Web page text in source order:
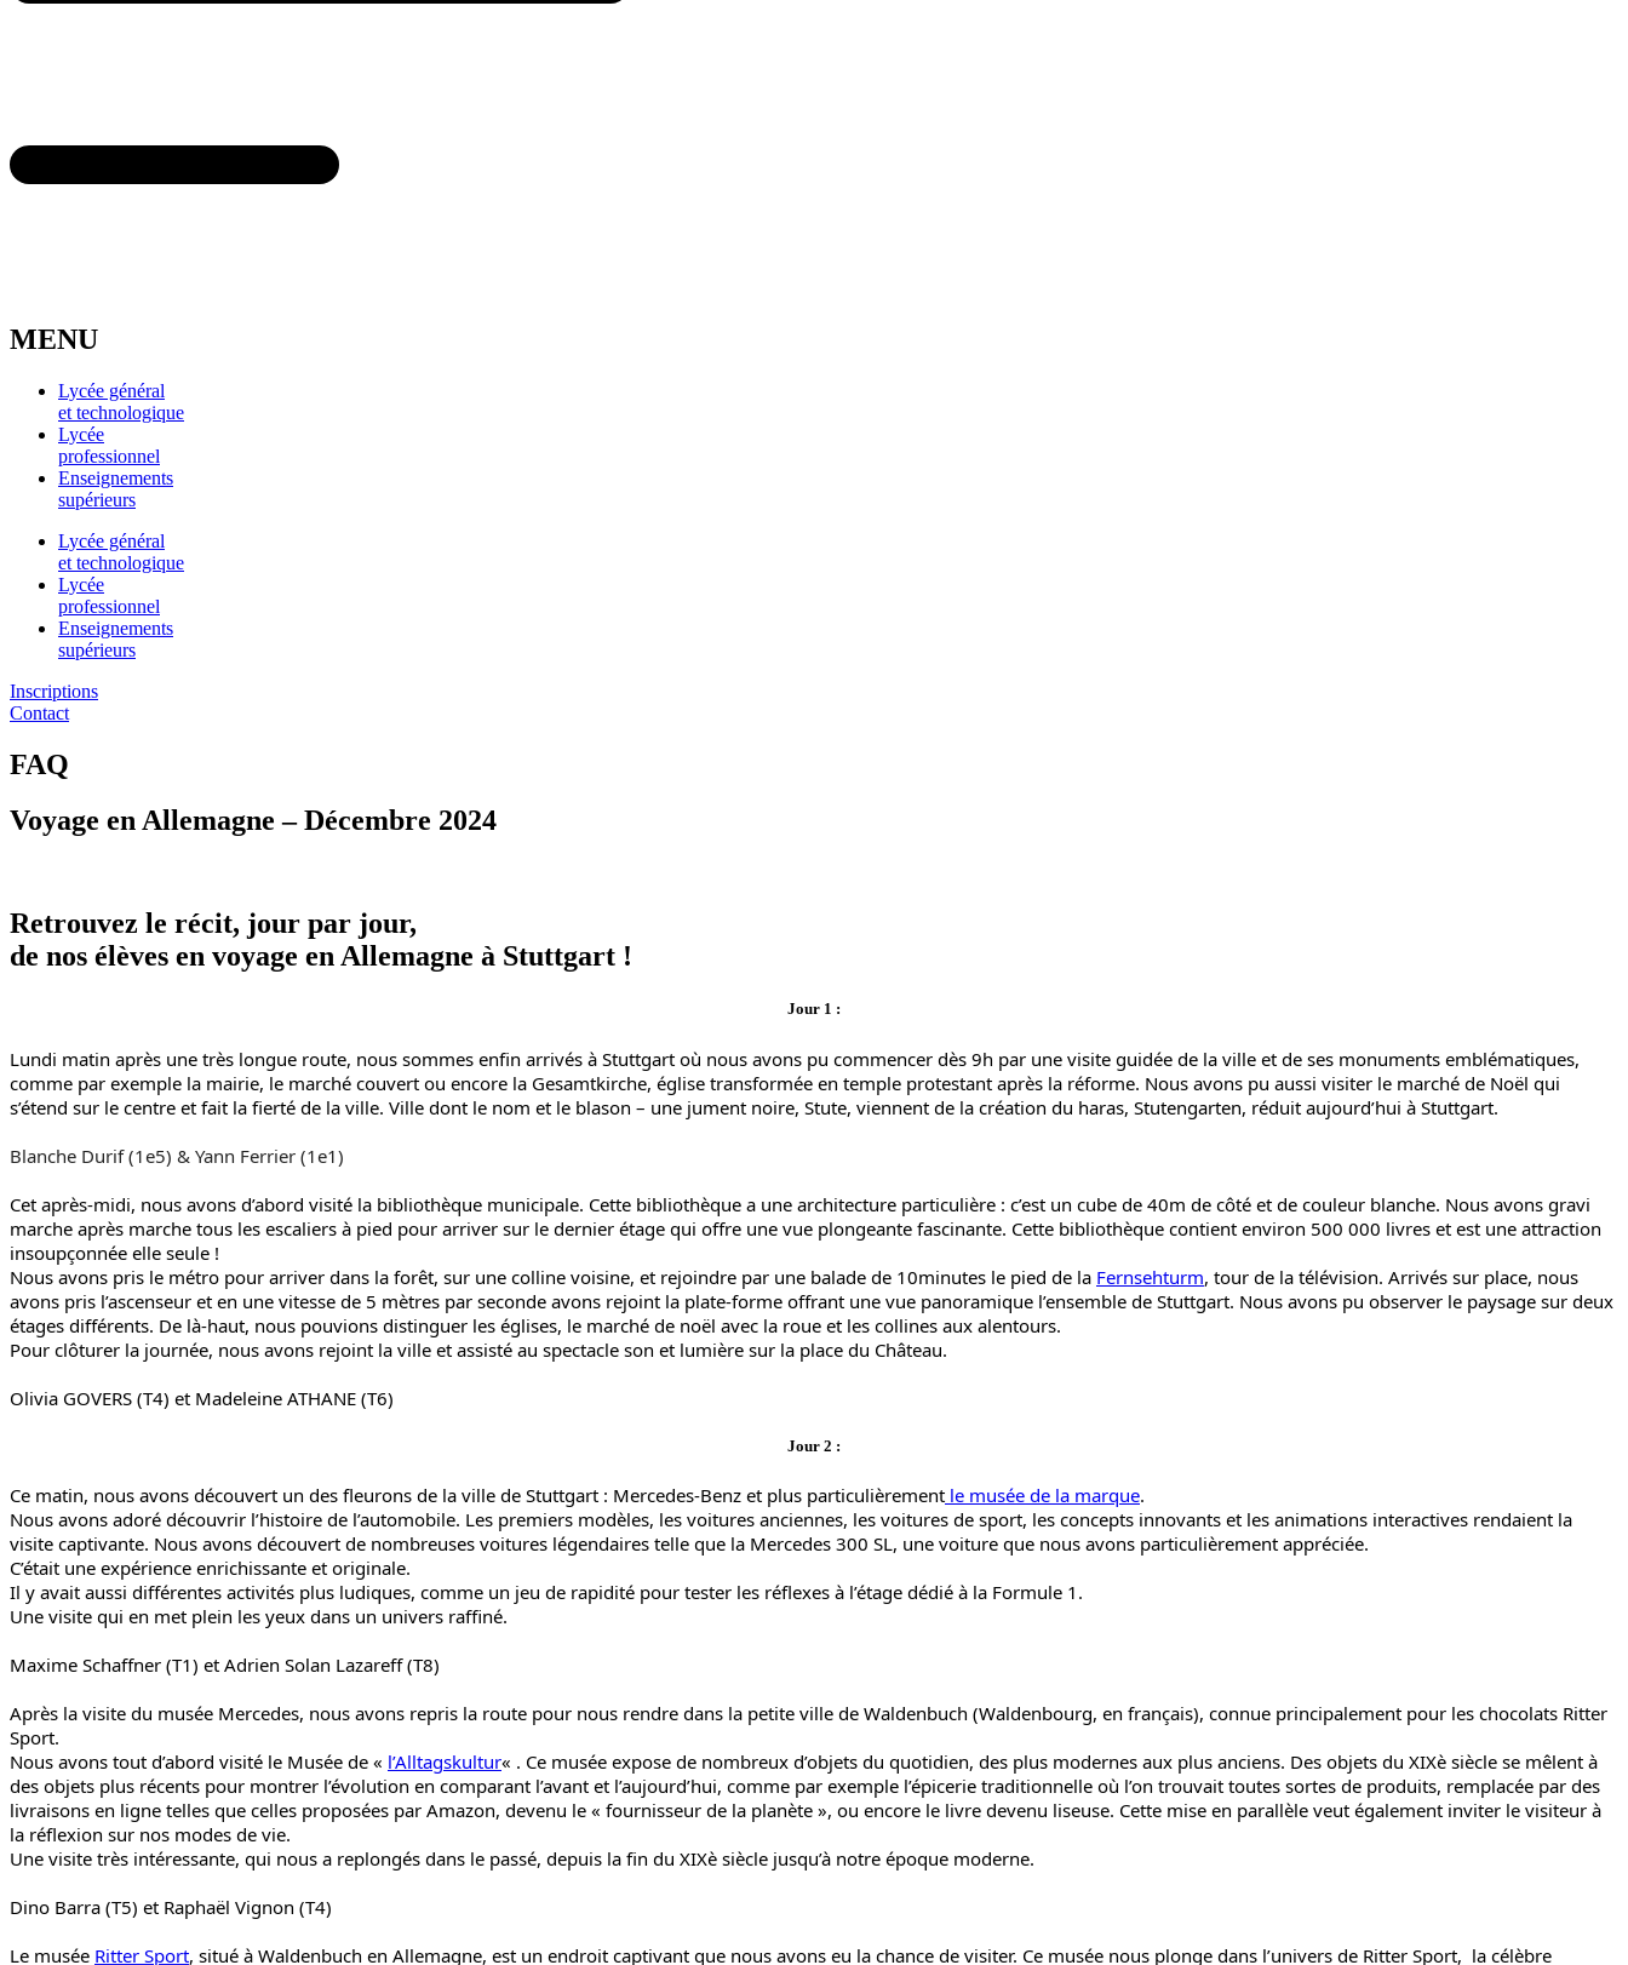
MENU
Lycée général
et technologique
Lycée
professionnel
Enseignements
supérieurs
Lycée général
et technologique
Lycée
professionnel
Enseignements
supérieurs
Inscriptions
Contact
FAQ
Voyage en Allemagne – Décembre 2024
Retrouvez le récit, jour par jour,
de nos élèves en voyage en Allemagne à Stuttgart !
Jour 1 :
Lundi matin après une très longue route, nous sommes enfin arrivés à Stuttgart où nous avons pu commencer dès 9h par une visite guidée de la ville et de ses monuments emblématiques,
comme par exemple la mairie, le marché couvert ou encore la Gesamtkirche, église transformée en temple protestant après la réforme. Nous avons pu aussi visiter le marché de Noël qui
s’étend sur le centre et fait la fierté de la ville. Ville dont le nom et le blason – une jument noire, Stute, viennent de la création du haras, Stutengarten, réduit aujourd’hui à Stuttgart.
Blanche Durif (1e5) & Yann Ferrier (1e1)
Cet après-midi, nous avons d’abord visité la bibliothèque municipale. Cette bibliothèque a une architecture particulière : c’est un cube de 40m de côté et de couleur blanche. Nous avons gravi
marche après marche tous les escaliers à pied pour arriver sur le dernier étage qui offre une vue plongeante fascinante. Cette bibliothèque contient environ 500 000 livres et est une attraction
insoupçonnée elle seule !
Nous avons pris le métro pour arriver dans la forêt, sur une colline voisine, et rejoindre par une balade de 10minutes le pied de la Fernsehturm, tour de la télévision. Arrivés sur place, nous
avons pris l’ascenseur et en une vitesse de 5 mètres par seconde avons rejoint la plate-forme offrant une vue panoramique l’ensemble de Stuttgart. Nous avons pu observer le paysage sur deux
étages différents. De là-haut, nous pouvions distinguer les églises, le marché de noël avec la roue et les collines aux alentours.
Pour clôturer la journée, nous avons rejoint la ville et assisté au spectacle son et lumière sur la place du Château.
Olivia GOVERS (T4) et Madeleine ATHANE (T6)
Jour 2 :
Ce matin, nous avons découvert un des fleurons de la ville de Stuttgart : Mercedes-Benz et plus particulièrement le musée de la marque.
Nous avons adoré découvrir l’histoire de l’automobile. Les premiers modèles, les voitures anciennes, les voitures de sport, les concepts innovants et les animations interactives rendaient la
visite captivante. Nous avons découvert de nombreuses voitures légendaires telle que la Mercedes 300 SL, une voiture que nous avons particulièrement appréciée.
C’était une expérience enrichissante et originale.
Il y avait aussi différentes activités plus ludiques, comme un jeu de rapidité pour tester les réflexes à l’étage dédié à la Formule 1.
Une visite qui en met plein les yeux dans un univers raffiné.
Maxime Schaffner (T1) et Adrien Solan Lazareff (T8)
Après la visite du musée Mercedes, nous avons repris la route pour nous rendre dans la petite ville de Waldenbuch (Waldenbourg, en français), connue principalement pour les chocolats Ritter
Sport.
Nous avons tout d’abord visité le Musée de « l’Alltagskultur« . Ce musée expose de nombreux d’objets du quotidien, des plus modernes aux plus anciens. Des objets du XIXè siècle se mêlent à
des objets plus récents pour montrer l’évolution en comparant l’avant et l’aujourd’hui, comme par exemple l’épicerie traditionnelle où l’on trouvait toutes sortes de produits, remplacée par des
livraisons en ligne telles que celles proposées par Amazon, devenu le « fournisseur de la planète », ou encore le livre devenu liseuse. Cette mise en parallèle veut également inviter le visiteur à
la réflexion sur nos modes de vie.
Une visite très intéressante, qui nous a replongés dans le passé, depuis la fin du XIXè siècle jusqu’à notre époque moderne.
Dino Barra (T5) et Raphaël Vignon (T4)
Le musée Ritter Sport, situé à Waldenbuch en Allemagne, est un endroit captivant que nous avons eu la chance de visiter. Ce musée nous plonge dans l’univers de Ritter Sport, la célèbre